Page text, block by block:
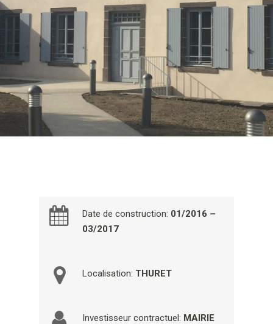
Date de construction: 01/2016 –
03/2017
Localisation: THURET
Investisseur contractuel: MAIRIE